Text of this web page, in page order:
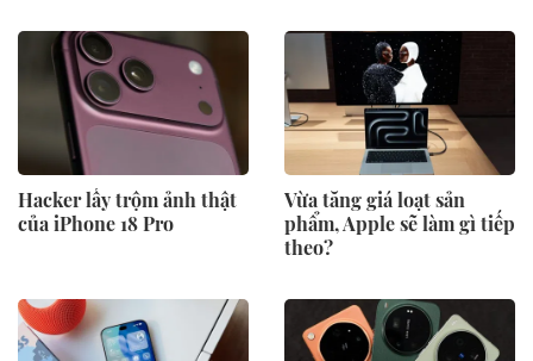
Hacker lấy trộm ảnh thật
của iPhone 18 Pro
Vừa tăng giá loạt sản
phẩm, Apple sẽ làm gì tiếp
theo?